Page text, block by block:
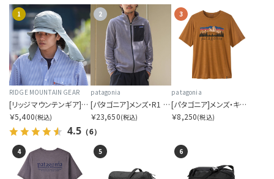
1
RIDGE MOUNTAIN GEAR
[リッジマウンテンギア]サンシェード 2026
￥5,400(税込)
4.5 （6）
2
patagonia
[パタゴニア]メンズ・R1 エア・ジャケット
￥23,650(税込)
3
patagonia
[パタゴニア]メンズ・キャプリーン・クール・デイリー・シャツ（フィッツロイ・フットヒルズ）
￥8,250(税込)
4 5 6